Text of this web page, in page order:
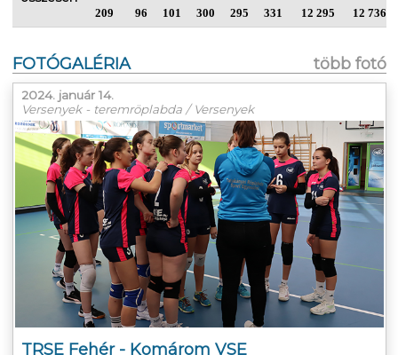
209 96 101 300 295 331 12 295 12 736
FOTÓGALÉRIA több fotó
2024. január 14.
Versenyek - teremröplabda / Versenyek
TRSE Fehér - Komárom VSE